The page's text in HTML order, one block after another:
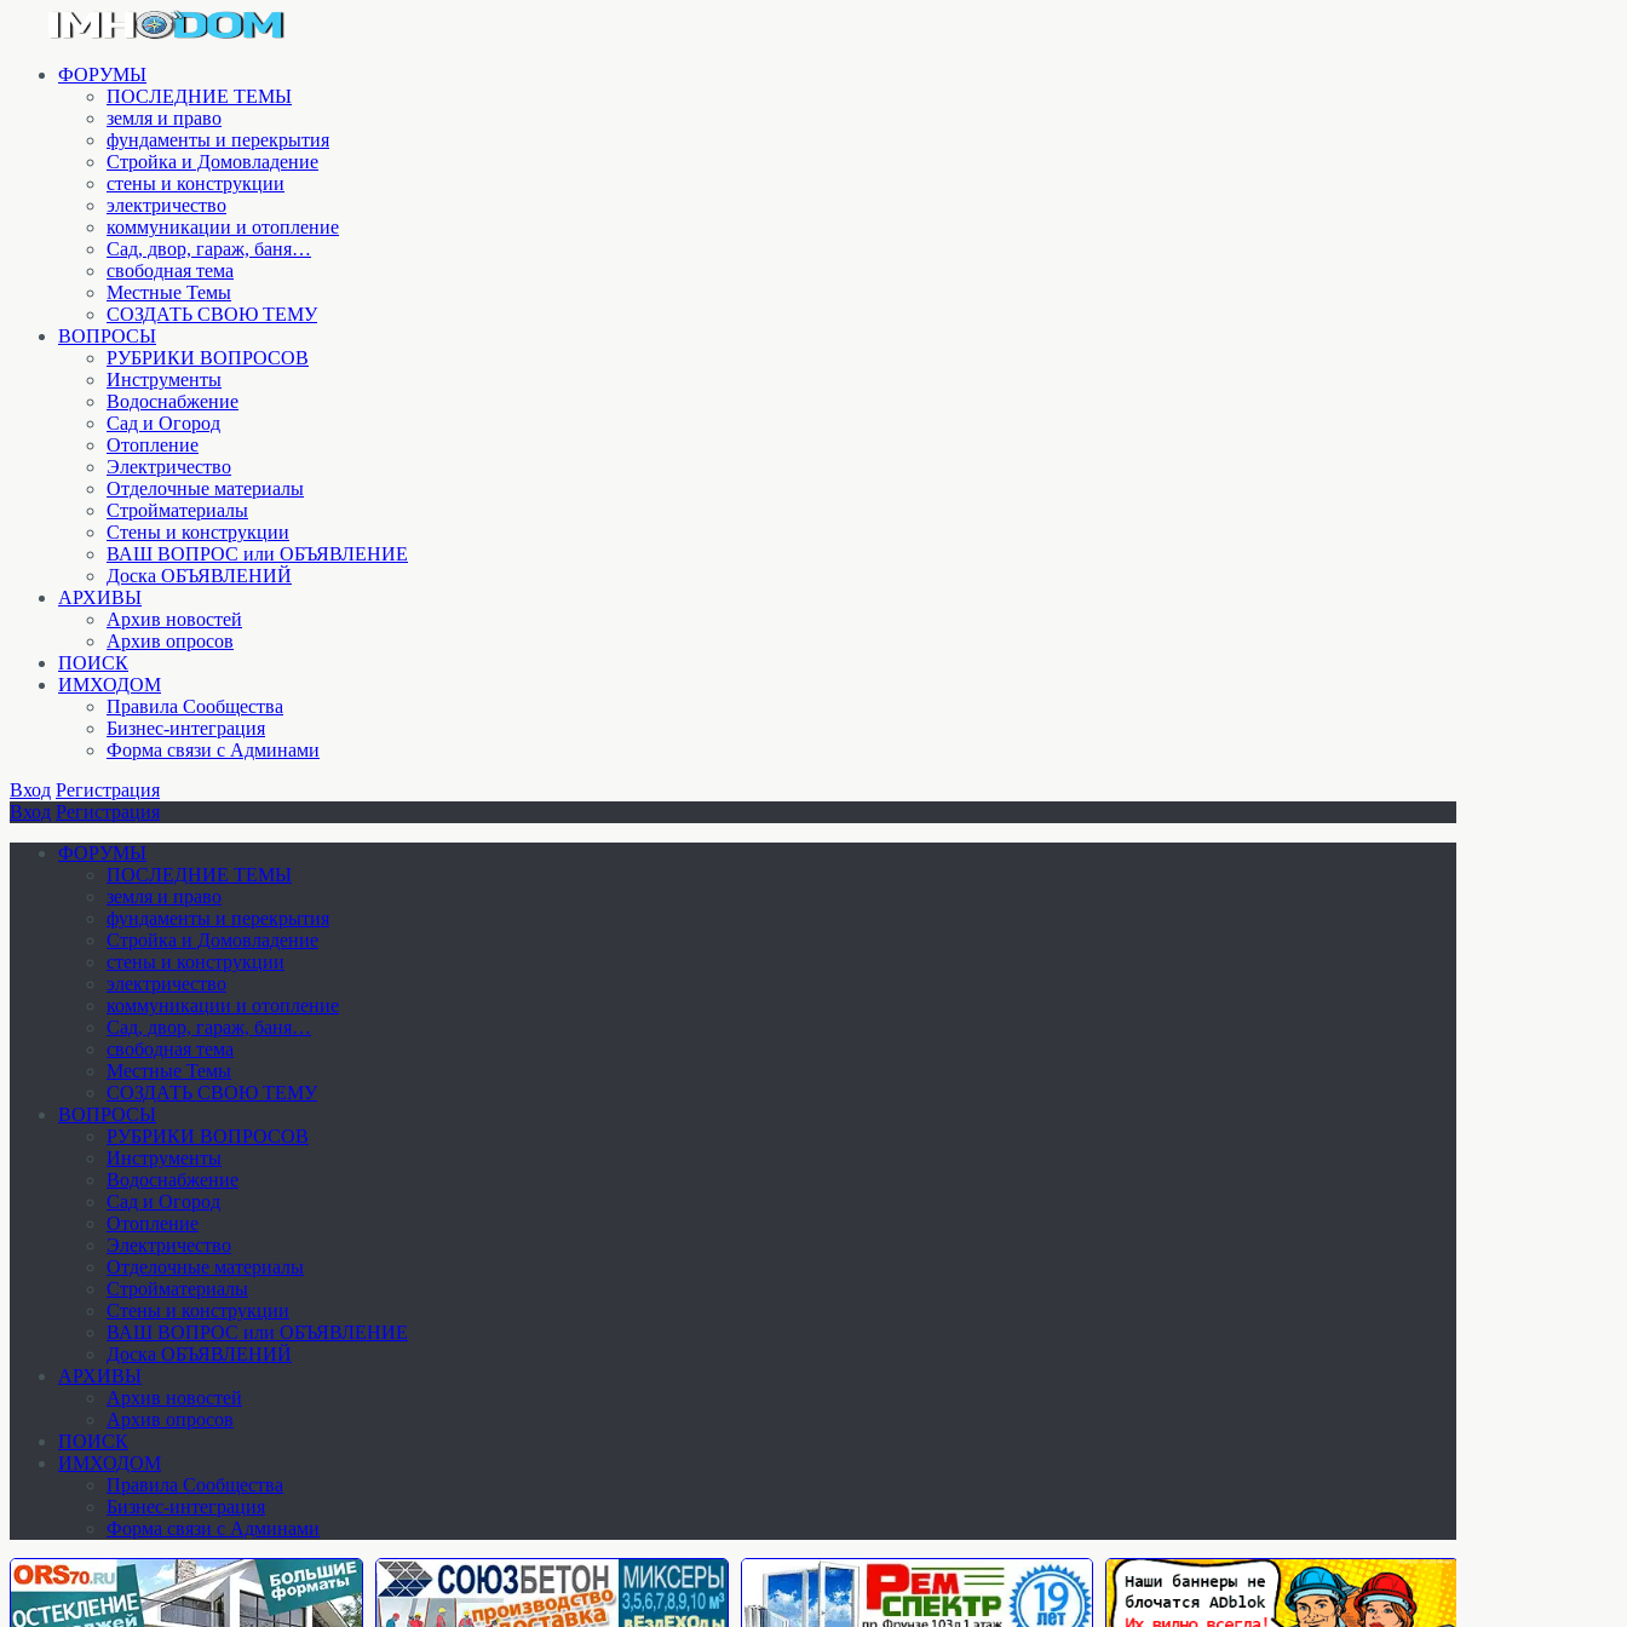
ФОРУМЫ
ПОСЛЕДНИЕ ТЕМЫ
земля и право
фундаменты и перекрытия
Стройка и Домовладение
стены и конструкции
электричество
коммуникации и отопление
Cад, двор, гараж, баня…
свободная тема
Местные Темы
СОЗДАТЬ СВОЮ ТЕМУ
ВОПРОСЫ
РУБРИКИ ВОПРОСОВ
Инструменты
Водоснабжение
Сад и Огород
Отопление
Электричество
Отделочные материалы
Стройматериалы
Стены и конструкции
ВАШ ВОПРОС или ОБЪЯВЛЕНИЕ
Доска ОБЪЯВЛЕНИЙ
АРХИВЫ
Архив новостей
Архив опросов
ПОИСК
ИМХОДОМ
Правила Сообщества
Бизнес-интеграция
Форма связи с Админами
Вход Регистрация
Вход Регистрация
ФОРУМЫ
ПОСЛЕДНИЕ ТЕМЫ
земля и право
фундаменты и перекрытия
Стройка и Домовладение
стены и конструкции
электричество
коммуникации и отопление
Cад, двор, гараж, баня…
свободная тема
Местные Темы
СОЗДАТЬ СВОЮ ТЕМУ
ВОПРОСЫ
РУБРИКИ ВОПРОСОВ
Инструменты
Водоснабжение
Сад и Огород
Отопление
Электричество
Отделочные материалы
Стройматериалы
Стены и конструкции
ВАШ ВОПРОС или ОБЪЯВЛЕНИЕ
Доска ОБЪЯВЛЕНИЙ
АРХИВЫ
Архив новостей
Архив опросов
ПОИСК
ИМХОДОМ
Правила Сообщества
Бизнес-интеграция
Форма связи с Админами